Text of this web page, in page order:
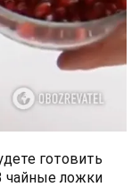
готовить
чайные ложки